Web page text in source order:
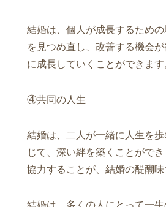
結婚は、個人が成長するため
を見つめ直し、改善する機会
に成長していくことができます
④共同の人生
結婚は、二人が一緒に人生を
じて、深い絆を築くことがで
協力することが、結婚の醍醐味
結婚は、多くの人にとって一